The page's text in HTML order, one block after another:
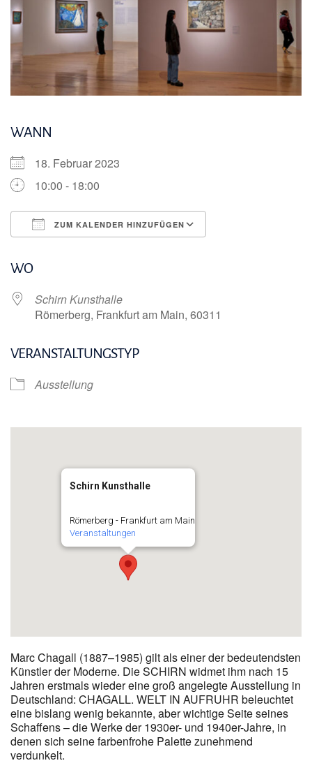
WANN
18. Februar 2023
10:00 - 18:00
ZUM KALENDER HINZUFÜGEN
WO
Schirn Kunsthalle
Römerberg, Frankfurt am Main, 60311
VERANSTALTUNGSTYP
Ausstellung
Schirn Kunsthalle
Römerberg - Frankfurt am Main
Veranstaltungen
Marc Chagall (1887–1985) gilt als einer der bedeutendsten
Künstler der Moderne. Die SCHIRN widmet ihm nach 15
Jahren erst­mals wieder eine groß angelegte Ausstellung in
Deutschland: CHAGALL. WELT IN AUFRUHR beleuchtet
eine bislang wenig bekannte, aber wichtige Seite seines
Schaffens – die Werke der 1930er- und 1940er-Jahre, in
denen sich seine farbenfrohe Palette zunehmend
verdunkelt.